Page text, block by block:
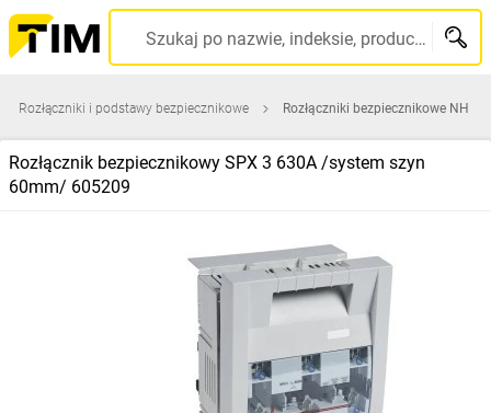
Szukaj po nazwie, indeksie, producencie, kodzie kreskowym...
Rozłączniki i podstawy bezpiecznikowe Rozłączniki bezpiecznikowe NH
Rozłącznik bezpiecznikowy SPX 3 630A /system szyn
60mm/ 605209